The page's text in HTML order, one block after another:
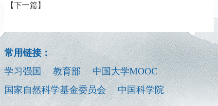
【下一篇】
常用链接：
学习强国
教育部
中国大学MOOC
国家自然科学基金委员会
中国科学院